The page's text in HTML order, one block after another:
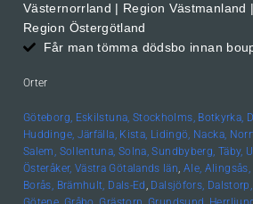
Västernorrland | Region Västmanland
Region Östergötland
Får man tömma dödsbo innan
Orter
Göteborg, Eskilstuna, Stockholms, Botkyrka,
Huddinge, Järfälla, Kista, Lidingö, Nacka,
Salem, Sollentuna, Solna, Sundbyberg, Täby,
Österåker, Västra Götalands län, Ale, Alingsås,
Borås, Brämhult, Dals-Ed , Dalsjöfors, Dalstorp,